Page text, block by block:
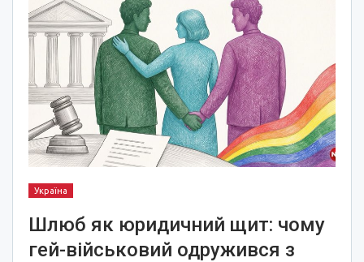
Україна
Шлюб як юридичний щит: чому
гей-військовий одружився з